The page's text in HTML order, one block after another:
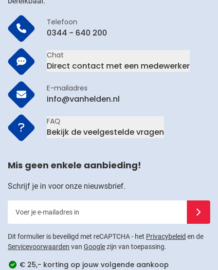
Telefoon
0344 - 640 200
Chat
Direct contact met een medewerker
E-mailadres
info@vanhelden.nl
FAQ
Bekijk de veelgestelde vragen
Mis geen enkele aanbieding!
Schrijf je in voor onze nieuwsbrief.
Dit formulier is beveiligd met reCAPTCHA - het Privacybeleid en de
Servicevoorwaarden van Googlezijn van toepassing.
€ 25,- korting op jouw volgende aankoop